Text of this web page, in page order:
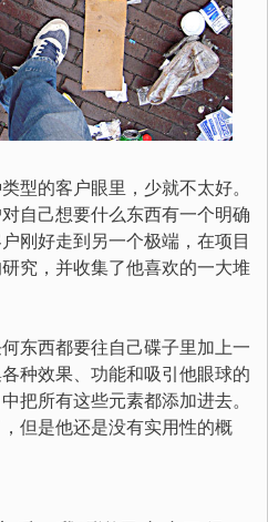
型的客户眼里，少就不太好。
自己想要什么东西有一个明确
刚好走到另一个极端，在项目
究，并收集了他喜欢的一大堆
东西都要往自己碟子里加上一
种效果、功能和吸引他眼球的
把所有这些元素都添加进去。
但是他还是没有实用性的概